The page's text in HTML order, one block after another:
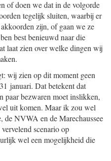
of doen we dat in de volgorde
tegelijk sluiten, waarbij er
zijn, of gaan we ze
best benieuwd naar die
laat zien over welke dingen wij
wij zien op dit moment geen
januari. Dat betekent dat
paar bezwaren moet inslikken,
uit komen. Maar ik zou wel
de NVWA en de Marechaussee
scenario op
wel een mogelijkheid die